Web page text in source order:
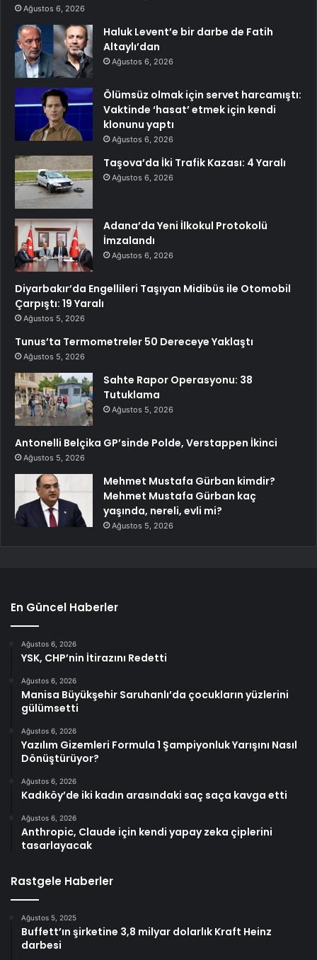
Ağustos 6, 2026
Haluk Levent’e bir darbe de Fatih
Altaylı’dan
Ağustos 6, 2026
Ölümsüz olmak için servet harcamıştı:
Vaktinde ‘hasat’ etmek için kendi
klonunu yaptı
Ağustos 6, 2026
Taşova’da İki Trafik Kazası: 4 Yaralı
Ağustos 6, 2026
Adana’da Yeni İlkokul Protokolü
İmzalandı
Ağustos 6, 2026
Diyarbakır’da Engellileri Taşıyan Midibüs ile Otomobil
Çarpıştı: 19 Yaralı
Ağustos 5, 2026
Tunus’ta Termometreler 50 Dereceye Yaklaştı
Ağustos 5, 2026
Sahte Rapor Operasyonu: 38
Tutuklama
Ağustos 5, 2026
Antonelli Belçika GP’sinde Polde, Verstappen İkinci
Ağustos 5, 2026
Mehmet Mustafa Gürban kimdir?
Mehmet Mustafa Gürban kaç
yaşında, nereli, evli mi?
Ağustos 5, 2026
En Güncel Haberler
Ağustos 6, 2026
YSK, CHP’nin İtirazını Redetti
Ağustos 6, 2026
Manisa Büyükşehir Saruhanlı’da çocukların yüzlerini
gülümsetti
Ağustos 6, 2026
Yazılım Gizemleri Formula 1 Şampiyonluk Yarışını Nasıl
Dönüştürüyor?
Ağustos 6, 2026
Kadıköy’de iki kadın arasındaki saç saça kavga etti
Ağustos 6, 2026
Anthropic, Claude için kendi yapay zeka çiplerini
tasarlayacak
Rastgele Haberler
Ağustos 5, 2025
Buffett’ın şirketine 3,8 milyar dolarlık Kraft Heinz
darbesi